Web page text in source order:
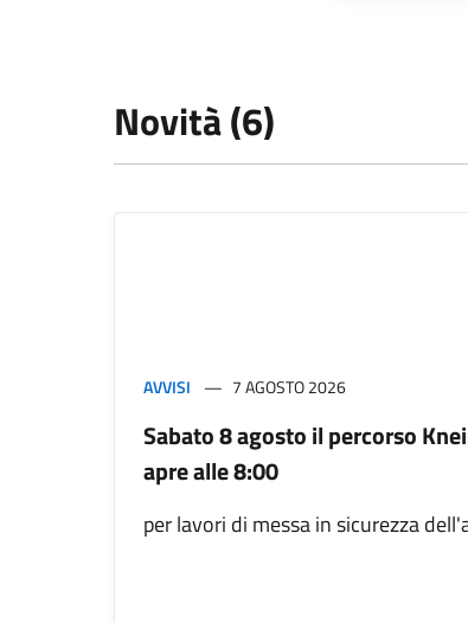
Novità (6)
AVVISI 7 AGOSTO 2026
Sabato 8 agosto il percorso
apre alle 8:00
per lavori di messa in sicurezza